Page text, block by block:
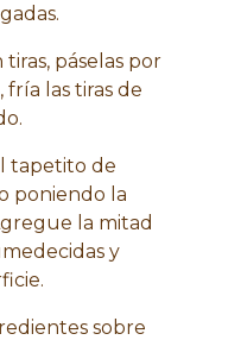
páselas por
fría las tiras de
tapetito de
poniendo la
la mitad
y
sobre